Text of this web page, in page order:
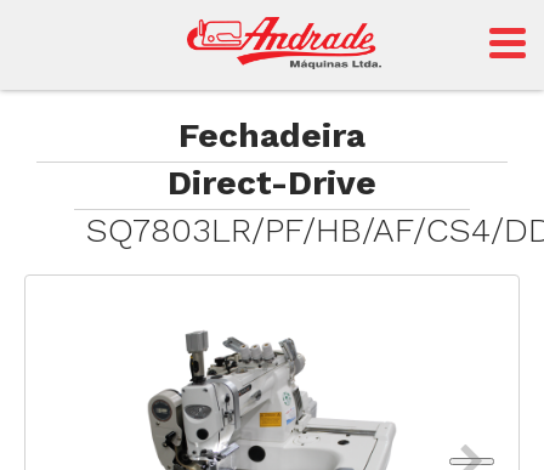
Andrade
Sansei
Fechadeira
Direct-Drive
SQ7803LR/PF/HB/AF/CS4/